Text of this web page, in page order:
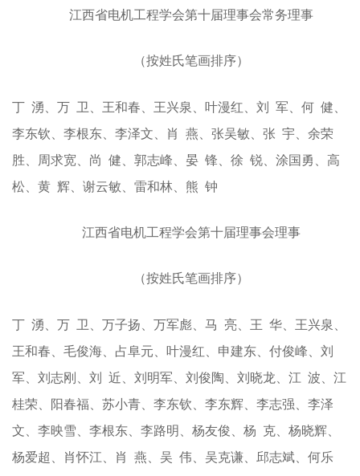
江西省电机工程学会第十届理事会常务理事
（按姓氏笔画排序）
丁 湧、万 卫、王和春、王兴泉、叶漫红、刘 军、何 健、
李东钦、李根东、李泽文、肖 燕、张吴敏、 张 宇、 余荣
胜、周求宽、尚 健、郭志峰、晏 锋、徐 锐、涂国勇、 高
松、 黄 辉、谢云敏、雷和林、熊 钟
江西省电机工程学会第十届理事会理事
（按姓氏笔画排序）
丁 湧、万 卫、万子扬、万军彪、马 亮、王 华、王兴泉、
王和春、毛俊海、占阜元、叶漫红、申建东、付俊峰、刘
军、刘志刚、刘 近、刘明军、刘俊陶、刘晓龙、江 波、江
桂荣、阳春福、苏小青、李东钦、李东辉、李志强、李泽
文、李映雪、李根东、李路明、杨友俊、杨 克、杨晓辉、
杨爱超、肖怀江、肖 燕、吴 伟、吴克谦、邱志斌、何乐